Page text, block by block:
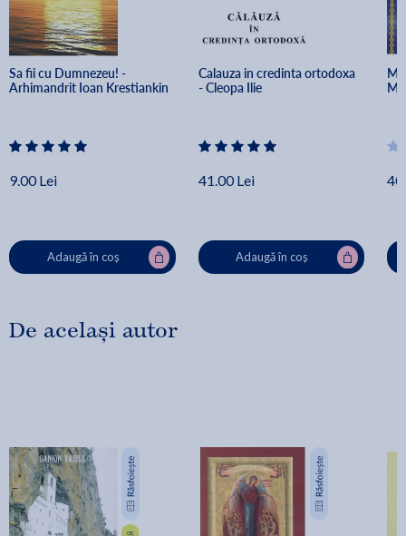
Sa fii cu Dumnezeu! -
Arhimandrit Ioan Krestiankin
9.00 Lei
Adaugă în coș
Calauza in credinta ortodoxa
- Cleopa Ilie
41.00 Lei
Adaugă în coș
De același autor